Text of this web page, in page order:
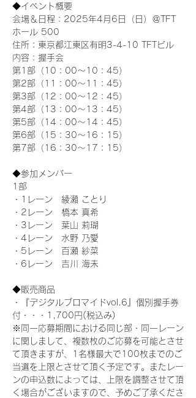
◆イベント概要
会場＆日程：2025年4月6日（日）＠TFT
ホール 500
住所：東京都江東区有明3-4-10 TFTビル
内容：握手会
第1部（10：00～10：45）
第2部（11：00～11：45）
第3部（12：00～12：45）
第4部（13：00～13：45）
第5部（14：00～14：45）
第6部（15：30～16：15）
第7部（16：30～17：15）
◆参加メンバー
1部
・1レーン　綾瀬 ことり
・2レーン　橋本 真希
・3レーン　葉山 莉瑚
・4レーン　水野 乃愛
・5レーン　百瀬 紗菜
・6レーン　吉川 海未
◆販売商品
・『デジタルブロマイドvol.6』個別握手券
付・・・1,700円(税込み)
※同一応募期間における同じ部・同一レーン
に関しまして、複数枚のご応募を可能とさせ
て頂きますが、1名様最大で100枚までのご
当選を上限とさせて頂く予定です。またレー
ンの申込数によっては、上限を調整させて頂
く場合がございますので、予めご了承くださ